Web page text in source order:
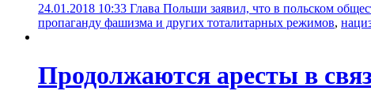
24.01.2018 10:33 Глава Польши заявил, что в польском
пропаганду фашизма и других тоталитарных режимов,
Продолжаются аресты в